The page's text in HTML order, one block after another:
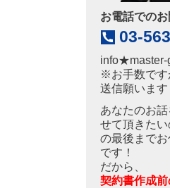
お電話での
03-
info★
※お手数で
送信願います
あなたのお
せて頂きた
の最後まで
です！
だから、
契約書作成